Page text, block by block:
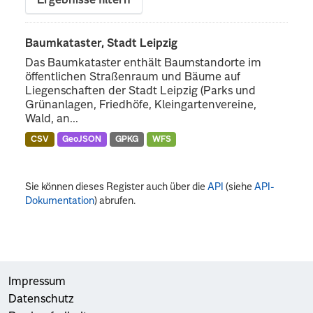
Baumkataster, Stadt Leipzig
Das Baumkataster enthält Baumstandorte im
öffentlichen Straßenraum und Bäume auf
Liegenschaften der Stadt Leipzig (Parks und
Grünanlagen, Friedhöfe, Kleingartenvereine,
Wald, an...
CSV GeoJSON GPKG WFS
Sie können dieses Register auch über dieAPI (sieheAPI-
Dokumentation) abrufen.
Impressum
Datenschutz